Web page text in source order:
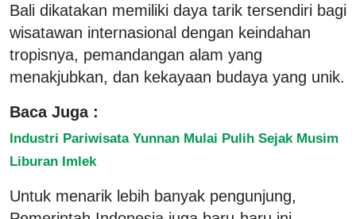
Bali dikatakan memiliki daya tarik tersendiri bagi
wisatawan internasional dengan keindahan
tropisnya, pemandangan alam yang
menakjubkan, dan kekayaan budaya yang unik.
Baca Juga :
Industri Pariwisata Yunnan Mulai Pulih Sejak Musim
Liburan Imlek
Untuk menarik lebih banyak pengunjung,